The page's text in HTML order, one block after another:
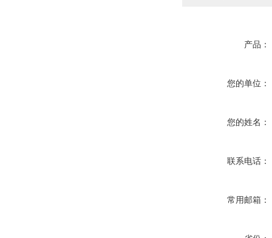
产品：
您的单位：
您的姓名：
联系电话：
常用邮箱：